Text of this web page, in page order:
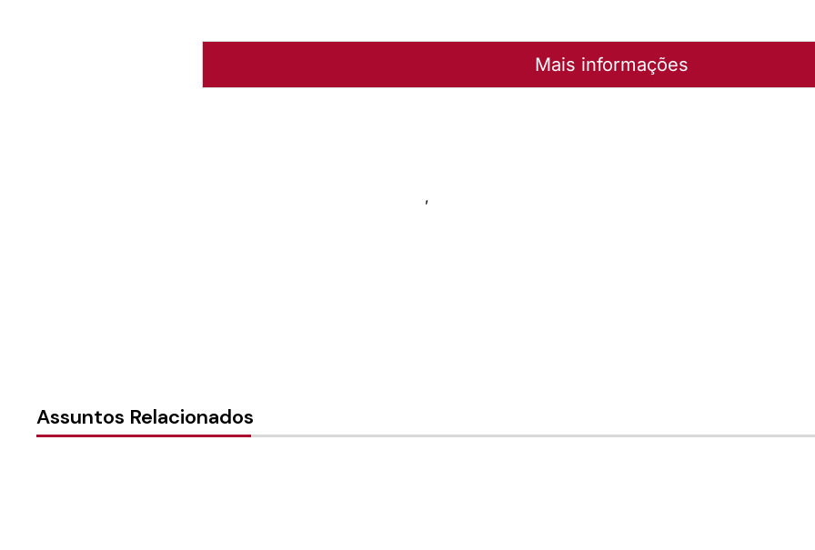
Mais informações
,
Assuntos Relacionados